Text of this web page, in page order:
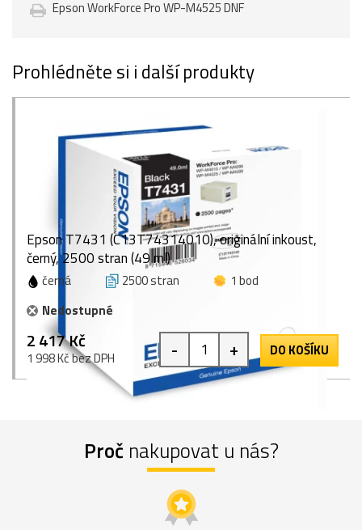
Epson WorkForce Pro WP-M4525 DNF
Prohlédněte si i další produkty
Epson T7431 (C13T74314010), originální inkoust,
černý, 2500 stran (49 ml)
černá 2500 stran
1 bod
Nedostupné
2 417 Kč
1 998 Kč bez DPH - + DO KOŠÍKU
Proč nakupovat u nás?